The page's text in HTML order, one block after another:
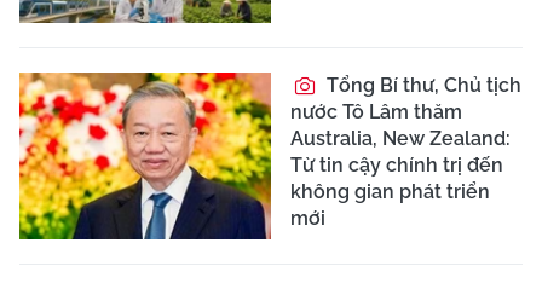
Tổng Bí thư, Chủ tịch
nước Tô Lâm thăm
Australia, New Zealand:
Từ tin cậy chính trị đến
không gian phát triển
mới